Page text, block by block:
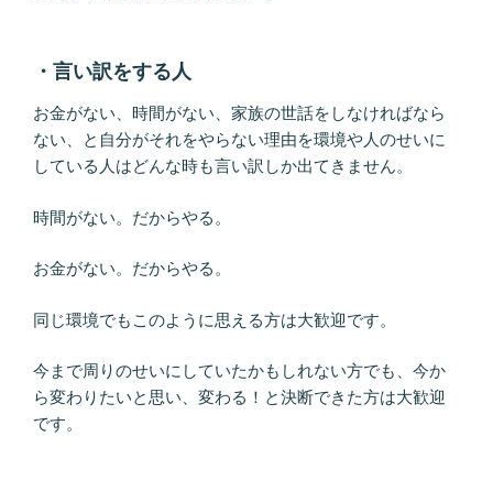
・言い訳をする人
お金がない、時間がない、家族の世話をしなければなら
ない、と自分がそれをやらない理由を環境や人のせいに
している人はどんな時も言い訳しか出てきません。
時間がない。だからやる。
お金がない。だからやる。
同じ環境でもこのように思える方は大歓迎です。
今まで周りのせいにしていたかもしれない方でも、今か
ら変わりたいと思い、変わる！と決断できた方は大歓迎
です。